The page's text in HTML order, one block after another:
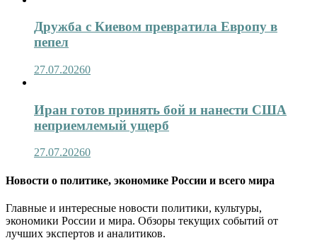
Дружба с Киевом превратила Европу в
пепел
27.07.20260
Иран готов принять бой и нанести США
неприемлемый ущерб
27.07.20260
Новости о политике, экономике России и всего мира
Главные и интересные новости политики, культуры,
экономики России и мира. Обзоры текущих событий от
лучших экспертов и аналитиков.